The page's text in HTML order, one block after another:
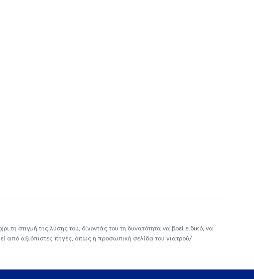
στιγμή της λύσης του, δίνοντάς του τη δυνατότητα να βρεί ειδικό, να
από αξιόπιστες πηγές, όπως η προσωπική σελίδα του γιατρού/